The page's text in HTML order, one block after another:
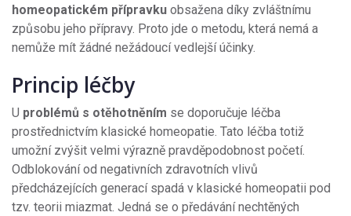
homeopatickém přípravku obsažena díky zvláštnímu
způsobu jeho přípravy. Proto jde o metodu, která nemá a
nemůže mít žádné nežádoucí vedlejší účinky.
Princip léčby
U problémů s otěhotněním se doporučuje léčba
prostřednictvím klasické homeopatie. Tato léčba totiž
umožní zvýšit velmi výrazně pravděpodobnost početí.
Odblokování od negativních zdravotních vlivů
předcházejících generací spadá v klasické homeopatii pod
tzv. teorii miazmat. Jedná se o předávání nechtěných